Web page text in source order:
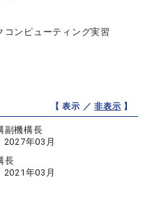
コンピューティング実習
【 表示 ／非表示 】
副機構長
2027年03月
長
2021年03月